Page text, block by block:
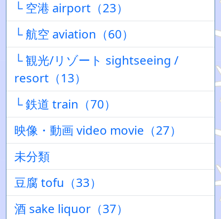
└ 空港 airport（23）
└ 航空 aviation（60）
└ 観光/リゾート sightseeing /
resort（13）
└ 鉄道 train（70）
映像・動画 video movie（27）
未分類
豆腐 tofu（33）
酒 sake liquor（37）